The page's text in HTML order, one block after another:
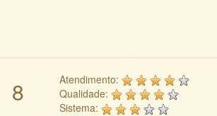
8
Atendimento:
Qualidade:
Sistema: